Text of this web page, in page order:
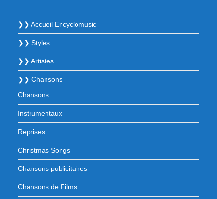
❯❯ Accueil Encyclomusic
❯❯ Styles
❯❯ Artistes
❯❯ Chansons
Chansons
Instrumentaux
Reprises
Christmas Songs
Chansons publicitaires
Chansons de Films